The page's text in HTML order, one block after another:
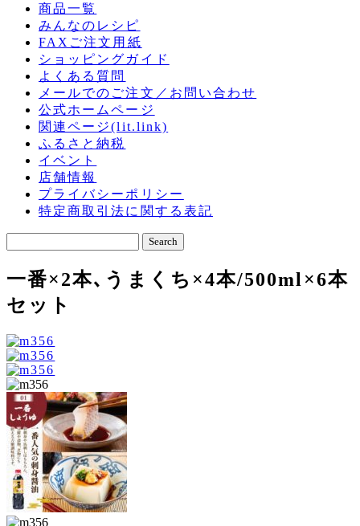
商品一覧
みんなのレシピ
FAXご注文用紙
ショッピングガイド
よくある質問
メールでのご注文／お問い合わせ
公式ホームページ
関連ページ(lit.link)
ふるさと納税
イベント
店舗情報
プライバシーポリシー
特定商取引法に関する表記
一番×2本､うまくち×4本/500ml×6本
セット